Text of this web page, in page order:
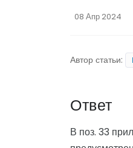
08 Апр 2024
Автор статьи:
Ответ
В поз. 33